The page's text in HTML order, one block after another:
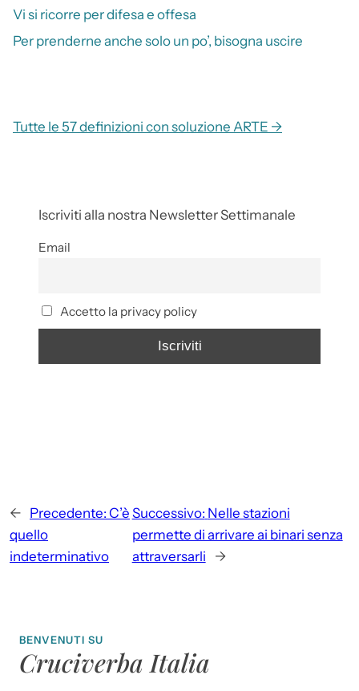
Vi si ricorre per difesa e offesa
Per prenderne anche solo un po’, bisogna uscire
Tutte le 57 definizioni con soluzione ARTE →
Iscriviti alla nostra Newsletter Settimanale
Email
Accetto la privacy policy
← Precedente: C’è
quello
indeterminativo
Successivo: Nelle stazioni
permette di arrivare ai binari senza
attraversarli
→
BENVENUTI SU
Cruciverba Italia